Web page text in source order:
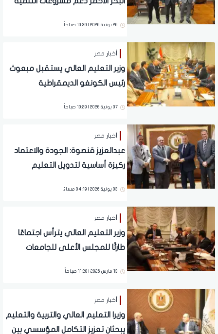
26 يونية 2026 | 10:39 صباحاً
أخبار مصر
وزير التعليم العالي يستقبل مبعوث
رئيس الكونغو الديمقراطية
للمنظمة الدولية للفرانكفونية
07 يونية 2026 | 10:29 صباحاً
أخبار مصر
عبدالعزيز قنصوة: الجودة والاعتماد
ركيزة أساسية لتدويل التعليم
03 يونية 2026 | 04:19 مساءً
أخبار مصر
وزير التعليم العالي يترأس اجتماعًا
طارئًا للمجلس الأعلى للجامعات
13 مارس 2026 | 11:28 صباحاً
أخبار مصر
وزيرا التعليم العالي والتربية والتعليم
يبحثان تعزيز التكامل المؤسسي بين